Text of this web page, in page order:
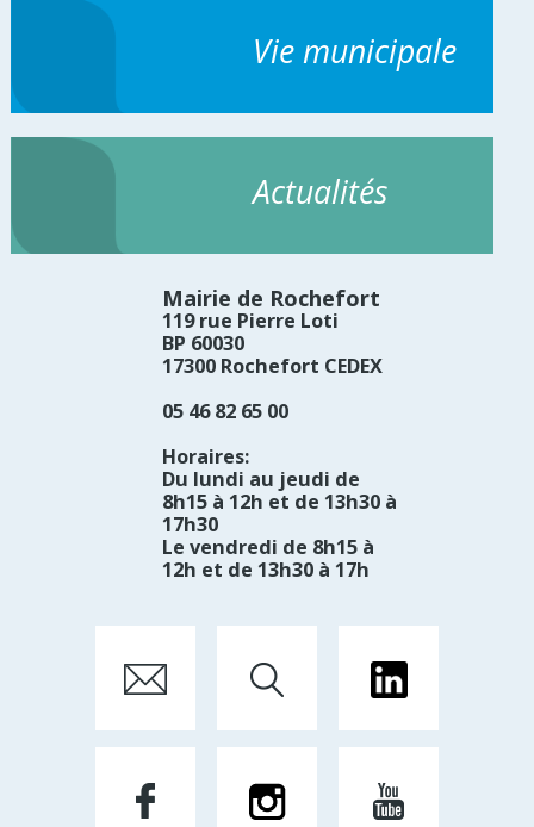
Vie municipale
Actualités
Mairie de Rochefort
119 rue Pierre Loti
BP 60030
17300 Rochefort CEDEX
05 46 82 65 00
Horaires:
Du lundi au jeudi de
8h15 à 12h et de 13h30 à
17h30
Le vendredi de 8h15 à
12h et de 13h30 à 17h